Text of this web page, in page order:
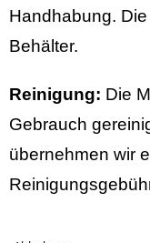
Handhabung.
Behälter.
Reinigung: Die
Gebrauch
übernehmen wir